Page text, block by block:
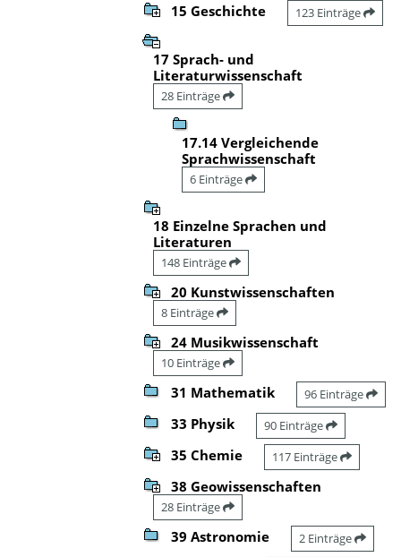
15 Geschichte 123 Einträge
17 Sprach- und
Literaturwissenschaft
28 Einträge
17.14 Vergleichende
Sprachwissenschaft
6 Einträge
18 Einzelne Sprachen und
Literaturen
148 Einträge
20 Kunstwissenschaften
8 Einträge
24 Musikwissenschaft
10 Einträge
31 Mathematik 96 Einträge
33 Physik 90 Einträge
35 Chemie 117 Einträge
38 Geowissenschaften
28 Einträge
39 Astronomie 2 Einträge